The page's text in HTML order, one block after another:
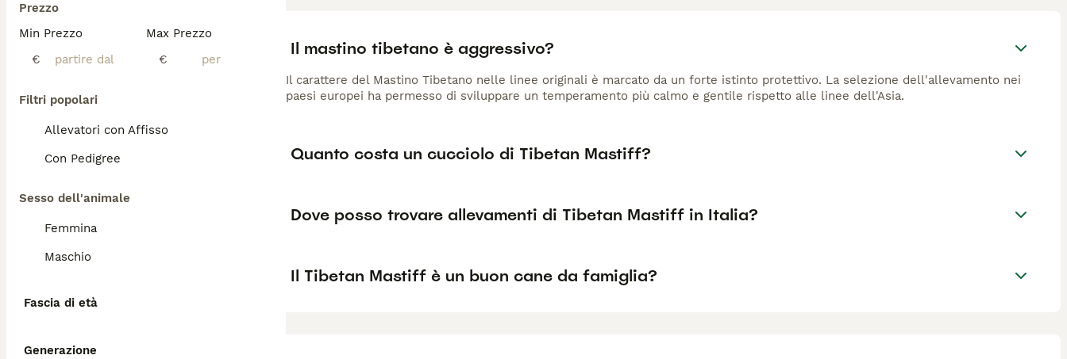
Prezzo
Min Prezzo
€
Max Prezzo
€
Filtri popolari
Allevatori con Affisso
Con Pedigree
Sesso dell'animale
Femmina
Maschio
Fascia di età
Generazione
Il mastino tibetano è aggressivo?
Il carattere del Mastino Tibetano nelle linee originali è marcato da un forte istinto protettivo. La selezione dell'allevamento nei
paesi europei ha permesso di sviluppare un temperamento più calmo e gentile rispetto alle linee dell'Asia.
Quanto costa un cucciolo di Tibetan Mastiff?
Dove posso trovare allevamenti di Tibetan Mastiff in Italia?
Il Tibetan Mastiff è un buon cane da famiglia?